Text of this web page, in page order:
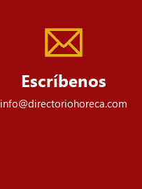
Escríbenos
info@directoriohoreca.com